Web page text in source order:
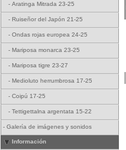
- Aratinga Mitrada 23-25
- Ruiseñor del Japón 21-25
- Ondas rojas europea 24-25
- Mariposa monarca 23-25
- Mariposa tigre 23-27
- Medioluto herrumbrosa 17-25
- Coipú 17-25
- Tettigettalna argentata 15-22
- Galería de imágenes y sonidos
Información